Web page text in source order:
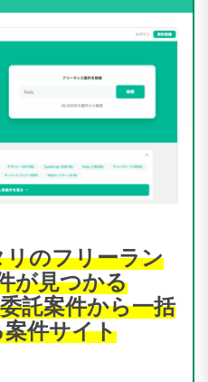
のフリーラン
が見つかる
託案件から一括
件サイト